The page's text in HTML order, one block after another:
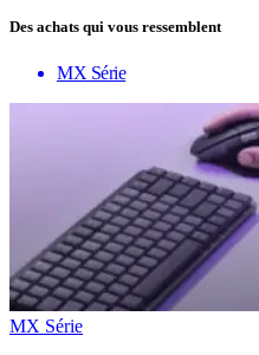
Des achats qui vous ressemblent
MX Série
MX Série